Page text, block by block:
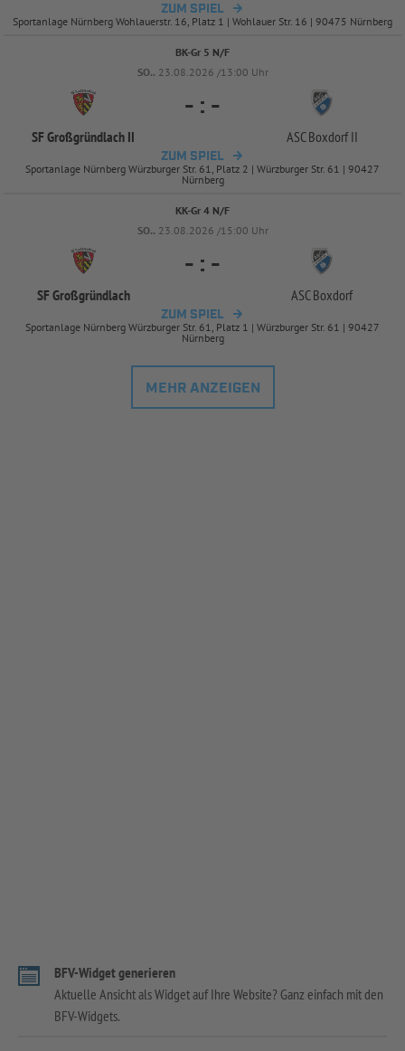
ZUM SPIEL
Sportanlage Nürnberg Wohlauerstr. 16, Platz 1 | Wohlauer Str. 16 | 90475 Nürnberg
BK-Gr 5 N/F
SO.. 23.08.2026 /13:00 Uhr
SF Großgründlach II
- : -
ASC Boxdorf II
ZUM SPIEL
Sportanlage Nürnberg Würzburger Str. 61, Platz 2 | Würzburger Str. 61 | 90427
Nürnberg
KK-Gr 4 N/F
SO.. 23.08.2026 /15:00 Uhr
SF Großgründlach
- : -
ASC Boxdorf
ZUM SPIEL
Sportanlage Nürnberg Würzburger Str. 61, Platz 1 | Würzburger Str. 61 | 90427
Nürnberg
MEHR ANZEIGEN
BFV-Widget generieren
Aktuelle Ansicht als Widget auf Ihre Website? Ganz einfach mit den
BFV-Widgets.